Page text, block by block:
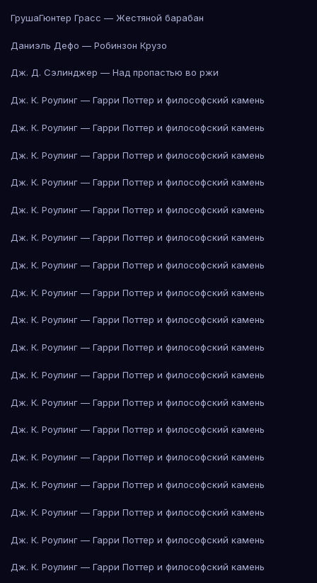
ГрушаГюнтер Грасс — Жестяной барабан
Даниэль Дефо — Робинзон Крузо
Дж. Д. Сэлинджер — Над пропастью во ржи
Дж. К. Роулинг — Гарри Поттер и философский камень
Дж. К. Роулинг — Гарри Поттер и философский камень
Дж. К. Роулинг — Гарри Поттер и философский камень
Дж. К. Роулинг — Гарри Поттер и философский камень
Дж. К. Роулинг — Гарри Поттер и философский камень
Дж. К. Роулинг — Гарри Поттер и философский камень
Дж. К. Роулинг — Гарри Поттер и философский камень
Дж. К. Роулинг — Гарри Поттер и философский камень
Дж. К. Роулинг — Гарри Поттер и философский камень
Дж. К. Роулинг — Гарри Поттер и философский камень
Дж. К. Роулинг — Гарри Поттер и философский камень
Дж. К. Роулинг — Гарри Поттер и философский камень
Дж. К. Роулинг — Гарри Поттер и философский камень
Дж. К. Роулинг — Гарри Поттер и философский камень
Дж. К. Роулинг — Гарри Поттер и философский камень
Дж. К. Роулинг — Гарри Поттер и философский камень
Дж. К. Роулинг — Гарри Поттер и философский камень
Дж. К. Роулинг — Гарри Поттер и философский камень